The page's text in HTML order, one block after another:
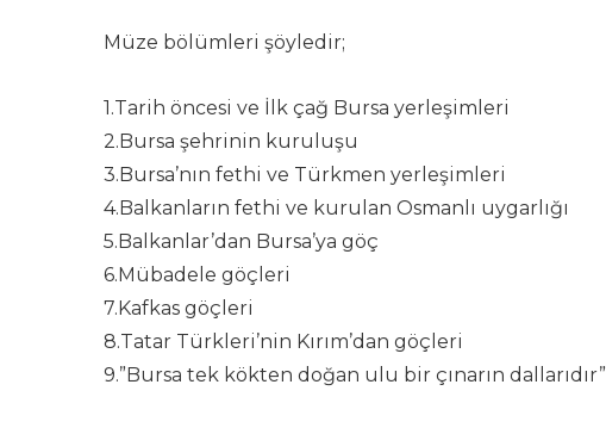
Müze bölümleri şöyledir;
1.Tarih öncesi ve İlk çağ Bursa yerleşimleri
2.Bursa şehrinin kuruluşu
3.Bursa’nın fethi ve Türkmen yerleşimleri
4.Balkanların fethi ve kurulan Osmanlı uygarlığı
5.Balkanlar’dan Bursa’ya göç
6.Mübadele göçleri
7.Kafkas göçleri
8.Tatar Türkleri’nin Kırım’dan göçleri
9.”Bursa tek kökten doğan ulu bir çınarın dallarıdır”